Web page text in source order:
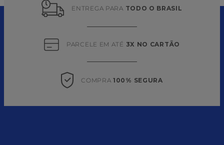
ENTREGA PARA TODO O BRASIL
PARCELE EM ATÉ 3X NO CARTÃO
COMPRA 100% SEGURA